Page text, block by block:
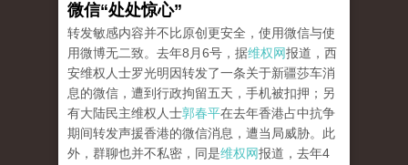
微信“处处惊心”
转发敏感内容并不比原创更安全，使用微信与使
用微博无二致。去年8月6号，据维权网报道，西
安维权人士罗光明因转发了一条关于新疆莎车消
息的微信，遭到行政拘留五天，手机被扣押；另
有大陆民主维权人士郭春平在去年香港占中抗争
期间转发声援香港的微信消息，遭当局威胁。此
外，群聊也并不私密，同是维权网报道，去年4